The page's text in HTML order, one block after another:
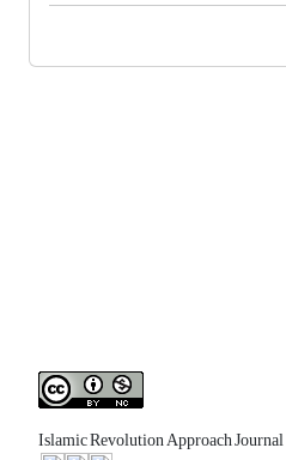
Islamic Revolution Approach Journal